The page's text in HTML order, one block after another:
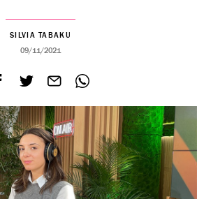
SILVIA TABAKU
09/11/2021